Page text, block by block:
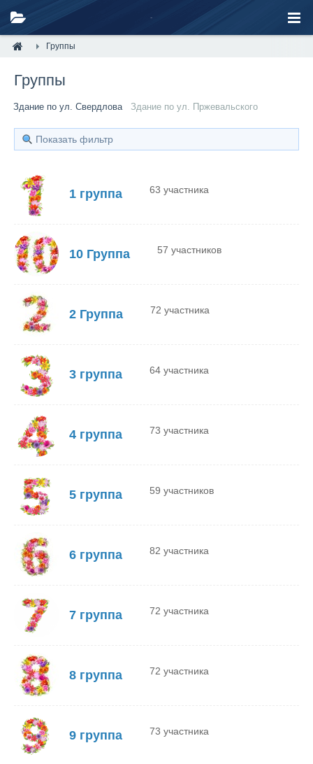
Группы
Группы
Здание по ул. Свердлова Здание по ул. Пржевальского
Показать фильтр
1 группа 63 участника
10 Группа 57 участников
2 Группа 72 участника
3 группа 64 участника
4 группа 73 участника
5 группа 59 участников
6 группа 82 участника
7 группа 72 участника
8 группа 72 участника
9 группа 73 участника